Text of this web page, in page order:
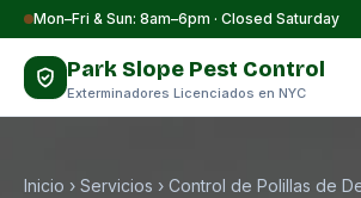
Saltar al contenido
Mon–Fri & Sun: 8am–6pm · Closed Saturday
Park Slope Pest Control
Exterminadores Licenciados en NYC
Inicio › Servicios › Control de Polillas de